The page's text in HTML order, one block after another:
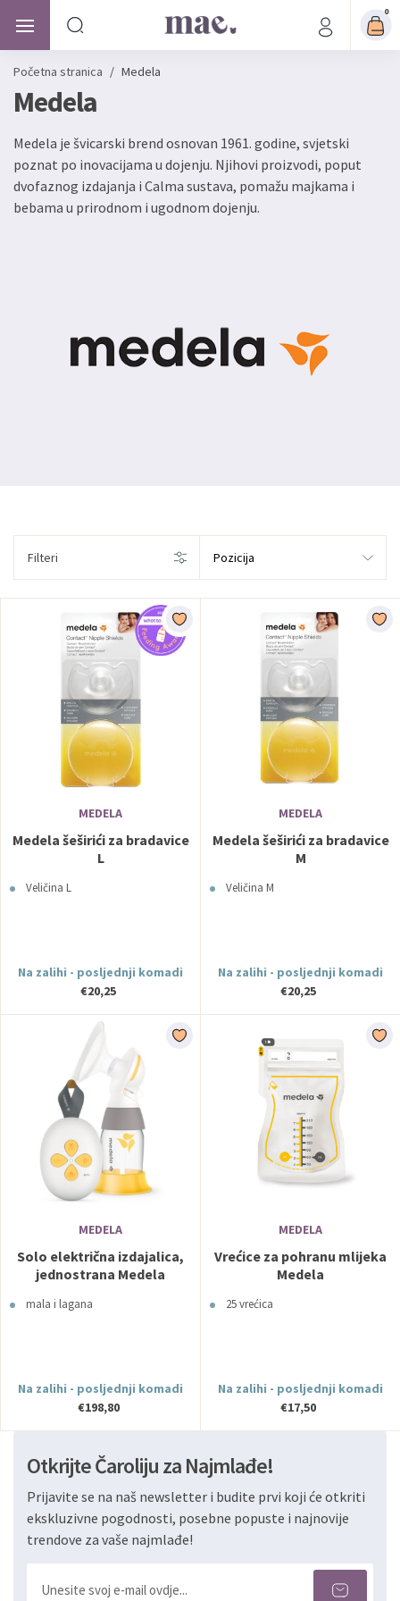
0
Početna stranica / Medela
Medela
Medela je švicarski brend osnovan 1961. godine, svjetski
poznat po inovacijama u dojenju. Njihovi proizvodi, poput
dvofaznog izdajanja i Calma sustava, pomažu majkama i
bebama u prirodnom i ugodnom dojenju.
Filteri
MEDELA
Medela šeširići za bradavice
L
Veličina L
Na zalihi - posljednji komadi
€20,25
MEDELA
Medela šeširići za bradavice
M
Veličina M
Na zalihi - posljednji komadi
€20,25
MEDELA
Solo električna izdajalica,
jednostrana Medela
mala i lagana
Na zalihi - posljednji komadi
€198,80
MEDELA
Vrećice za pohranu mlijeka
Medela
25 vrećica
Na zalihi - posljednji komadi
€17,50
Otkrijte Čaroliju za Najmlađe!
Prijavite se na naš newsletter i budite prvi koji će otkriti
ekskluzivne pogodnosti, posebne popuste i najnovije
trendove za vaše najmlađe!